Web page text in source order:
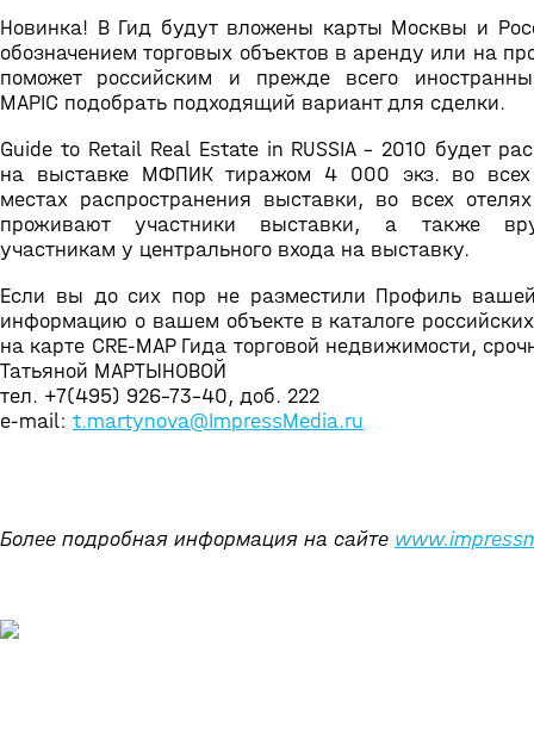
Новинка! В Гид будут вложены карты Москвы и
обозначением торговых объектов в аренду или на
поможет российским и прежде всего
MAPIC подобрать подходящий вариант для сделки.
Guide to Retail Real Estate in RUSSIA - 2010 будет
на выставке МФПИК тиражом 4 000 экз. во всех
местах распространения выставки, во всех
проживают участники выставки, а также
участникам у центрального входа на выставку.
Если вы до сих пор не разместили Профиль
информацию о вашем объекте в каталоге
на карте CRE-MAP Гида торговой недвижимости,
Татьяной МАРТЫНОВОЙ
тел. +7(495) 926-73-40, доб. 222
e-mail: t.martynova@ImpressMedia.ru
Более подробная информация на сайте